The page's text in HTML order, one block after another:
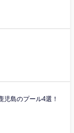
児島のプール4選！